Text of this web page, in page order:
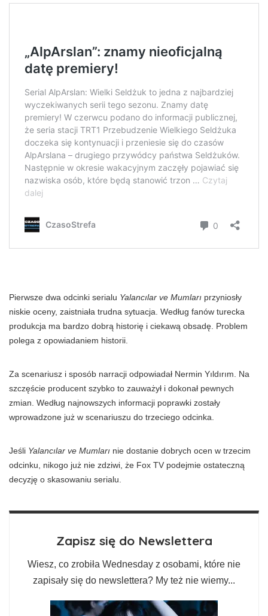
Pierwsze dwa odcinki serialu Yalancılar ve Mumları przyniosły
niskie oceny, zaistniała trudna sytuacja. Według fanów turecka
produkcja ma bardzo dobrą historię i ciekawą obsadę. Problem
polega z opowiadaniem historii.
Za scenariusz i sposób narracji odpowiadał Nermin Yıldırım. Na
szczęście producent szybko to zauważył i dokonał pewnych
zmian. Według najnowszych informacji poprawki zostały
wprowadzone już w scenariuszu do trzeciego odcinka.
Jeśli Yalancılar ve Mumları nie dostanie dobrych ocen w trzecim
odcinku, nikogo już nie zdziwi, że Fox TV podejmie ostateczną
decyzję o skasowaniu serialu.
Zapisz się do Newslettera
Wiesz, co zrobiła Wednesday z osobami, które nie
zapisały się do newslettera? My też nie wiemy...